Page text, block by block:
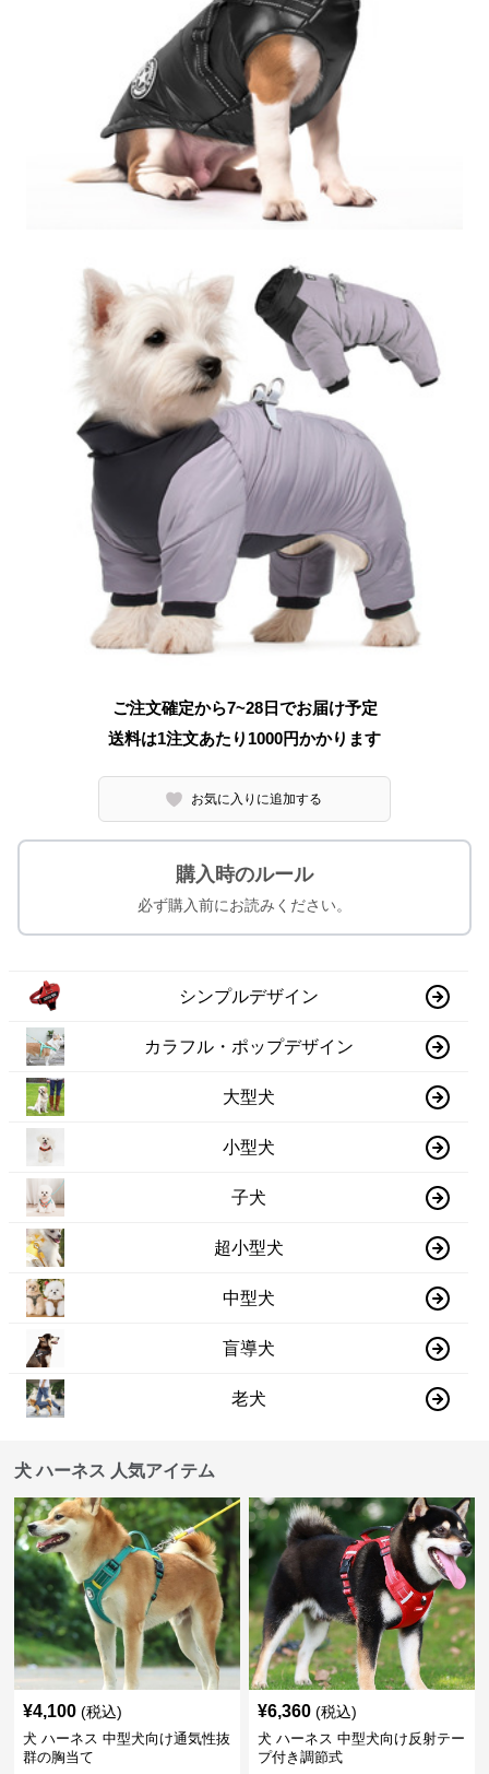
ご注文確定から7~28日でお届け予定
送料は1注文あたり 1000円かかります
お気に入りに追加する
購入時のルール
必ず購入前にお読みください。
シンプルデザイン
カラフル・ポップデザイン
大型犬
小型犬
子犬
超小型犬
中型犬
盲導犬
老犬
犬 ハーネス 人気アイテム
¥4,100 (税込)
犬 ハーネス 中型犬向け通気性抜
群の胸当て
¥6,360 (税込)
犬 ハーネス 中型犬向け反射テー
プ付き調節式